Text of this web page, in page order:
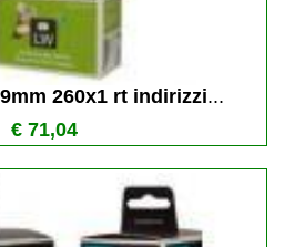
260x1 rt indirizzi...
€ 71,04